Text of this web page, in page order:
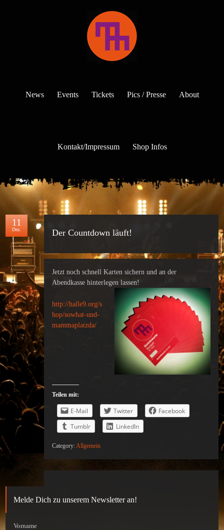
News Events Tickets Pics / Presse About
Kontakt/Impressum Shop Infos
11
Dez. Der Countdown läuft!
Jetzt noch schnell Karten sichern und an der
Abendkasse hinterlegen lassen!
http://halle9.org/s
hop/sowhat-und-
mammaplatzda/
Teilen mit:
E-Mail Twitter
Facebook
Tumblr
LinkedIn
Category:Allgemein
Melde Dich zu unserem Newsletter an!
Vorname